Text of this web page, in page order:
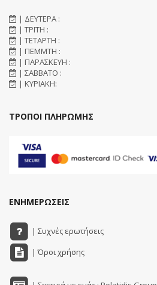
| ΔΕΥΤΕΡΑ :
| ΤΡΙΤΗ :
| ΤΕΤΑΡΤΗ :
| ΠΕΜΜΤΗ :
| ΠΑΡΑΣΚΕΥΗ :
| ΣΑΒΒΑΤΟ :
| ΚΥΡΙΑΚΗ:
ΤΡΟΠΟΙ ΠΛΗΡΩΜΗΣ
ΕΝΗΜΕΡΩΣΕΙΣ
| Συχνές ερωτήσεις
| Όροι χρήσης